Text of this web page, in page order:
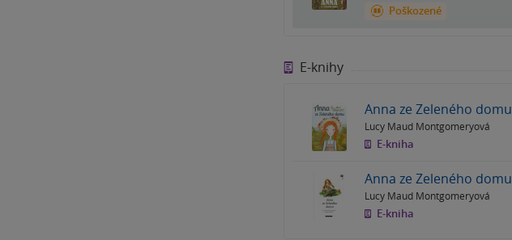
Poškozené
E-knihy
Anna ze Zeleného domu
Lucy Maud Montgomeryová
E-kniha
Anna ze Zeleného domu
Lucy Maud Montgomeryová
E-kniha